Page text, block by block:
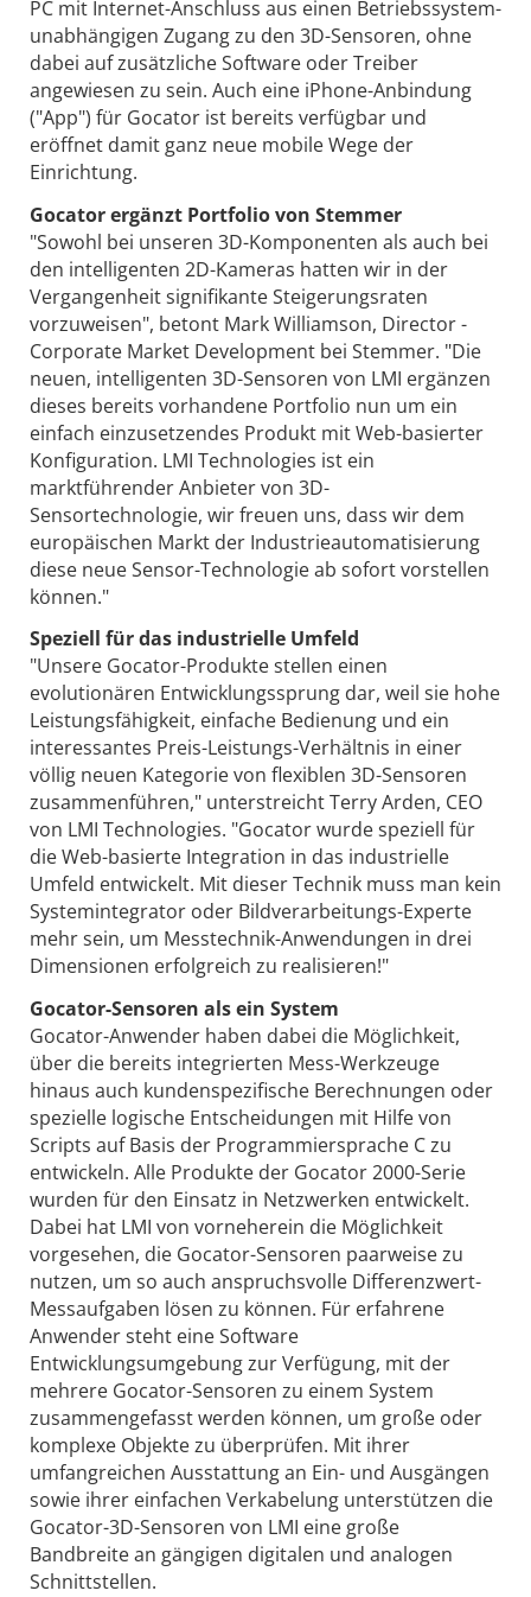
PC mit Internet-Anschluss aus einen Betriebssystem-
unabhängigen Zugang zu den 3D-Sensoren, ohne
dabei auf zusätzliche Software oder Treiber
angewiesen zu sein. Auch eine iPhone-Anbindung
("App") für Gocator ist bereits verfügbar und
eröffnet damit ganz neue mobile Wege der
Einrichtung.
Gocator ergänzt Portfolio von Stemmer
"Sowohl bei unseren 3D-Komponenten als auch bei
den intelligenten 2D-Kameras hatten wir in der
Vergangenheit signifikante Steigerungsraten
vorzuweisen", betont Mark Williamson, Director -
Corporate Market Development bei Stemmer. "Die
neuen, intelligenten 3D-Sensoren von LMI ergänzen
dieses bereits vorhandene Portfolio nun um ein
einfach einzusetzendes Produkt mit Web-basierter
Konfiguration. LMI Technologies ist ein
marktführender Anbieter von 3D-
Sensortechnologie, wir freuen uns, dass wir dem
europäischen Markt der Industrieautomatisierung
diese neue Sensor-Technologie ab sofort vorstellen
können."
Speziell für das industrielle Umfeld
"Unsere Gocator-Produkte stellen einen
evolutionären Entwicklungssprung dar, weil sie hohe
Leistungsfähigkeit, einfache Bedienung und ein
interessantes Preis-Leistungs-Verhältnis in einer
völlig neuen Kategorie von flexiblen 3D-Sensoren
zusammenführen," unterstreicht Terry Arden, CEO
von LMI Technologies. "Gocator wurde speziell für
die Web-basierte Integration in das industrielle
Umfeld entwickelt. Mit dieser Technik muss man kein
Systemintegrator oder Bildverarbeitungs-Experte
mehr sein, um Messtechnik-Anwendungen in drei
Dimensionen erfolgreich zu realisieren!"
Gocator-Sensoren als ein System
Gocator-Anwender haben dabei die Möglichkeit,
über die bereits integrierten Mess-Werkzeuge
hinaus auch kundenspezifische Berechnungen oder
spezielle logische Entscheidungen mit Hilfe von
Scripts auf Basis der Programmiersprache C zu
entwickeln. Alle Produkte der Gocator 2000-Serie
wurden für den Einsatz in Netzwerken entwickelt.
Dabei hat LMI von vorneherein die Möglichkeit
vorgesehen, die Gocator-Sensoren paarweise zu
nutzen, um so auch anspruchsvolle Differenzwert-
Messaufgaben lösen zu können. Für erfahrene
Anwender steht eine Software
Entwicklungsumgebung zur Verfügung, mit der
mehrere Gocator-Sensoren zu einem System
zusammengefasst werden können, um große oder
komplexe Objekte zu überprüfen. Mit ihrer
umfangreichen Ausstattung an Ein- und Ausgängen
sowie ihrer einfachen Verkabelung unterstützen die
Gocator-3D-Sensoren von LMI eine große
Bandbreite an gängigen digitalen und analogen
Schnittstellen.